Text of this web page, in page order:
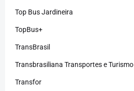
Top Bus Jardineira
TopBus+
TransBrasil
Transbrasiliana Transportes e Turismo
Transfor